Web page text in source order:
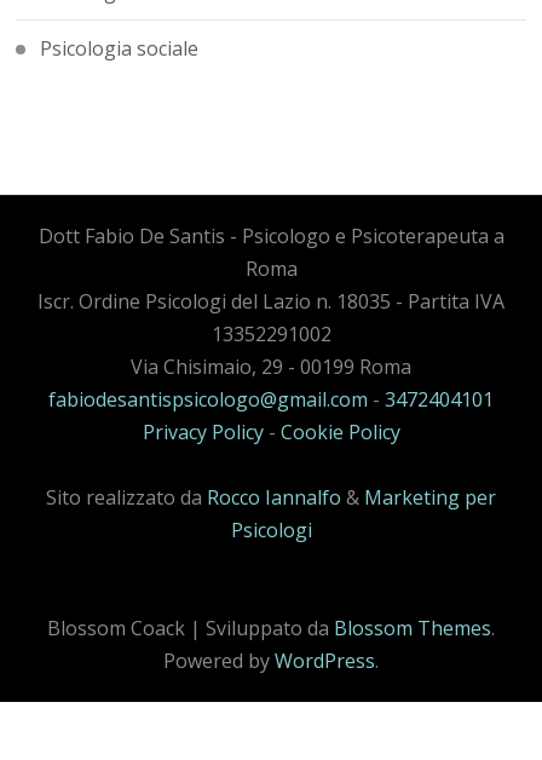
Psicologia sociale
Dott Fabio De Santis - Psicologo e Psicoterapeuta a
Roma
Iscr. Ordine Psicologi del Lazio n. 18035 - Partita IVA
13352291002
Via Chisimaio, 29 - 00199 Roma
fabiodesantispsicologo@gmail.com - 3472404101
Privacy Policy- Cookie Policy
Sito realizzato da Rocco Iannalfo & Marketing per
Psicologi
Blossom Coack | Sviluppato da Blossom Themes.
Powered byWordPress.